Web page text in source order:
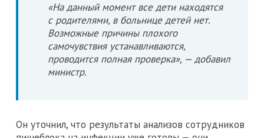
«На данный момент все дети находятся
с родителями, в больнице детей нет.
Возможные причины плохого
самочувствия устанавливаются,
проводится полная проверка», — добавил
министр.
Он уточнил, что результаты анализов сотрудников